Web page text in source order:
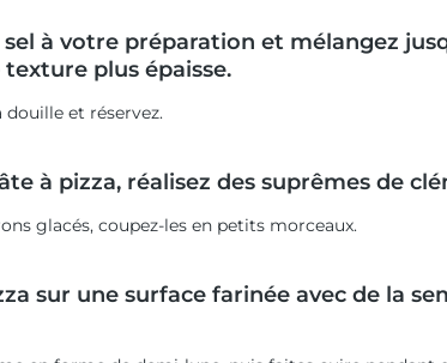
à votre préparation et mélangez
plus épaisse.
douille et réservez.
à pizza, réalisez des suprêmes de
glacés, coupez-les en petits morceaux.
sur une surface farinée avec de la